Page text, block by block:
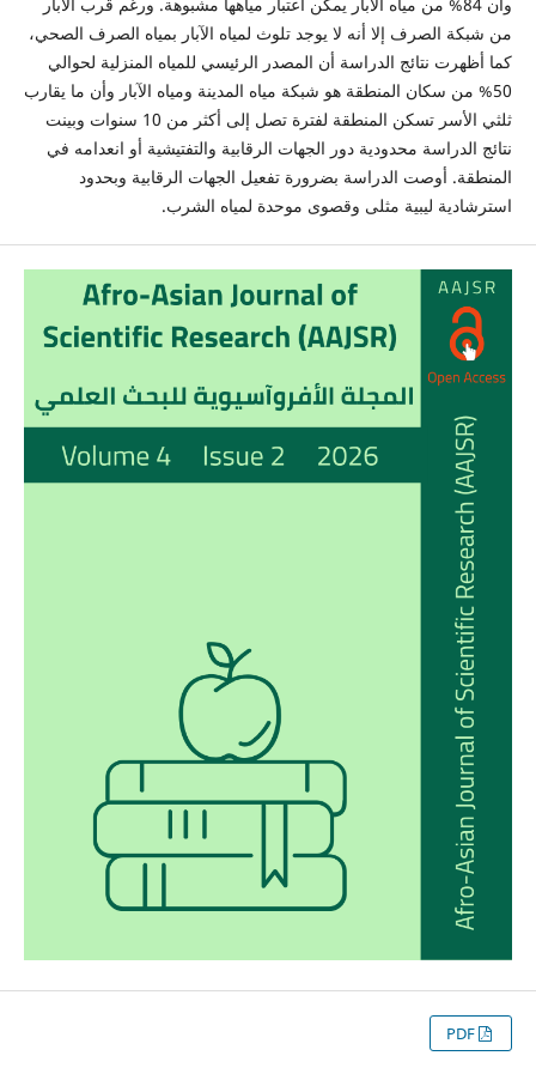
من شبكة الصرف إلا أنه لا يوجد تلوث لمياه الآبار بمياه الصرف الصحي،
كما أظهرت نتائج الدراسة أن المصدر الرئيسي للمياه المنزلية لحوالي
50% من سكان المنطقة هو شبكة مياه المدينة ومياه الآبار وأن ما يقارب
ثلثي الأسر تسكن المنطقة لفترة تصل إلى أكثر من 10 سنوات وبينت
نتائج الدراسة محدودية دور الجهات الرقابية والتفتيشية أو انعدامه في
المنطقة. أوصت الدراسة بضرورة تفعيل الجهات الرقابية وبحدود
استرشادية ليبية مثلى وقصوى موحدة لمياه الشرب.
PDF